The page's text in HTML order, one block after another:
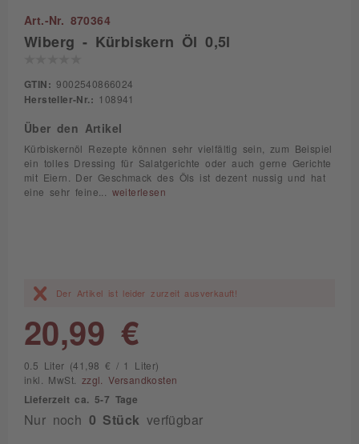
Art.-Nr. 870364
Wiberg - Kürbiskern Öl 0,5l
GTIN: 9002540866024
Hersteller-Nr.: 108941
Über den Artikel
Kürbiskernöl Rezepte können sehr vielfältig sein, zum Beispiel
ein tolles Dressing für Salatgerichte oder auch gerne Gerichte
mit Eiern. Der Geschmack des Öls ist dezent nussig und hat
eine sehr feine... weiterlesen
Der Artikel ist leider zurzeit ausverkauft!
20,99 €
0.5 Liter (41,98 € / 1 Liter)
inkl. MwSt. zzgl. Versandkosten
Lieferzeit ca. 5-7 Tage
Nur noch 0 Stück verfügbar